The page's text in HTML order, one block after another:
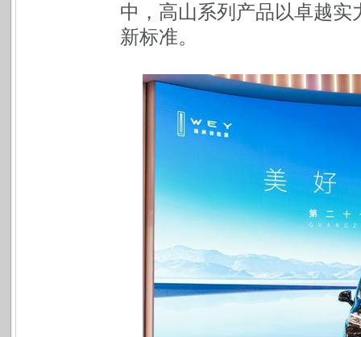
中， 高山系列产品以卓越
新标准。